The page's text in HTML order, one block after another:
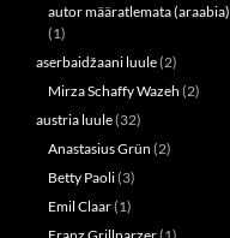
autor määratlemata (araabia)
(1)
aserbaidžaani luule(2)
Mirza Schaffy Wazeh (2)
austria luule(32)
Anastasius Grün (2)
Betty Paoli(3)
Emil Claar(1)